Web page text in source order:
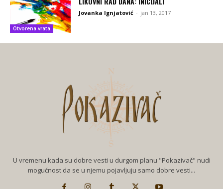
Otvorena vrata
Jovanka Ignjatović - jan 13, 2017
U vremenu kada su dobre vesti u durgom planu "Pokazivač" nudi
mogućnost da se u njemu pojavljuju samo dobre vesti...